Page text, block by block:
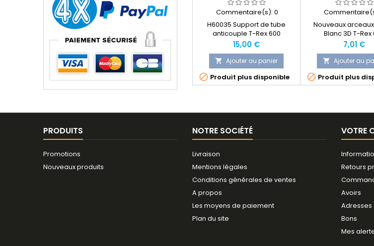
Commentaire(s): 0
H60035 Support de tube
anticouple T-Rex 600
Prix
15,00 €
 Ajouter au panier
 Produit plus disponible
Nouveaux
Blanc 3D T-Rex
Prix
7,01 €
 Ajouter au
 Produit plus
PRODUITS
Promotions
Nouveaux produits
NOTRE SOCIÉTÉ
Livraison
Mentions légales
Conditions générales de ventes
A propos
Les moyens de paiement
Plan du site
VOTRE
Retours
Avoirs
Adresses
Bons
Mes